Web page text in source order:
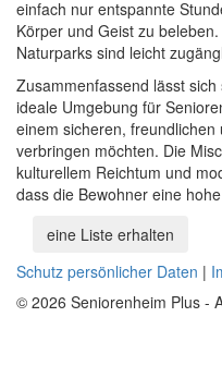
einfach nur entspannte
Körper und Geist zu
Naturparks sind leicht
Zusammenfassend lässt
ideale Umgebung für
einem sicheren,
verbringen möchten. Die
kulturellem Reichtum und
dass die Bewohner eine
eine Liste erhalten
Schutz persönlicher Daten |
© 2026 Seniorenheim Plus -